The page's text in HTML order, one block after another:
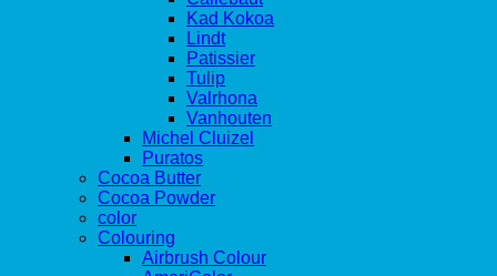
Kad Kokoa
Lindt
Patissier
Tulip
Valrhona
Vanhouten
Michel Cluizel
Puratos
Cocoa Butter
Cocoa Powder
color
Colouring
Airbrush Colour